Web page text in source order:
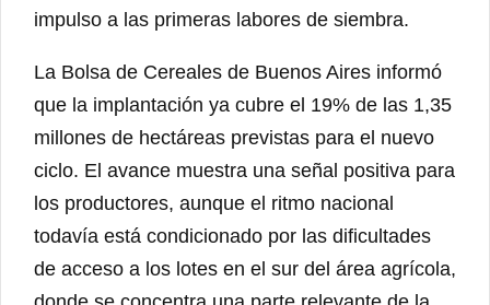
impulso a las primeras labores de siembra.
La Bolsa de Cereales de Buenos Aires informó
que la implantación ya cubre el 19% de las 1,35
millones de hectáreas previstas para el nuevo
ciclo. El avance muestra una señal positiva para
los productores, aunque el ritmo nacional
todavía está condicionado por las dificultades
de acceso a los lotes en el sur del área agrícola,